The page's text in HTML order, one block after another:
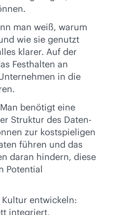
man weiß, warum
wie sie genutzt
klarer. Auf der
Festhalten an
in die
benötigt eine
Struktur des Daten-
zur kostspieligen
führen und das
daran hindern, diese
Potential
entwickeln:
integriert,